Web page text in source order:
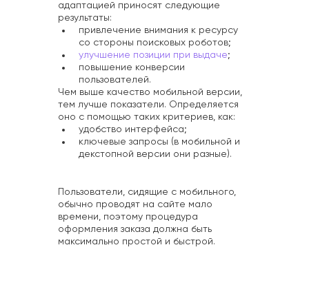
адаптацией приносят следующие
результаты:
привлечение внимания к ресурсу
со стороны поисковых роботов;
улучшение позиции при выдаче;
повышение конверсии
пользователей.
Чем выше качество мобильной версии,
тем лучше показатели. Определяется
оно с помощью таких критериев, как:
удобство интерфейса;
ключевые запросы (в мобильной и
декстопной версии они разные).
Пользователи, сидящие с мобильного,
обычно проводят на сайте мало
времени, поэтому процедура
оформления заказа должна быть
максимально простой и быстрой.